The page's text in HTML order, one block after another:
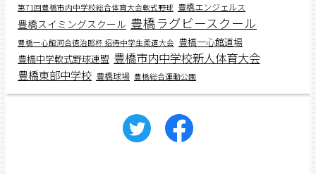
第71回豊橋市内中学校総合体育大会軟式野球 豊橋エンジェルス
豊橋スイミングスクール 豊橋ラグビースクール
豊橋一心館河合徳治郎杯 招待中学生柔道大会 豊橋一心館道場
豊橋中学軟式野球連盟 豊橋市内中学校新人体育大会
豊橋東部中学校 豊橋球場 豊橋総合運動公園